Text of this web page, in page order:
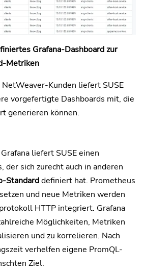
Grafana-Dashboard zur
Metriken
Kunden liefert SUSE
vorgefertigte Dashboards mit, die
generieren können.
liefert SUSE einen
der sich zurecht auch in anderen
Standarddefiniert hat. Prometheus
und neue Metriken werden
HTTP integriert. Grafana
Möglichkeiten, Metriken
und zu korrelieren. Nach
verhelfen eigene PromQL-
Ziel.